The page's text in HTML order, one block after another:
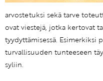
arvostetuksi sekä tarve
ovat viestejä, jotka kertovat
tyydyttämisessä. Esimerkiksi
turvallisuuden tunteeseen
syliin.